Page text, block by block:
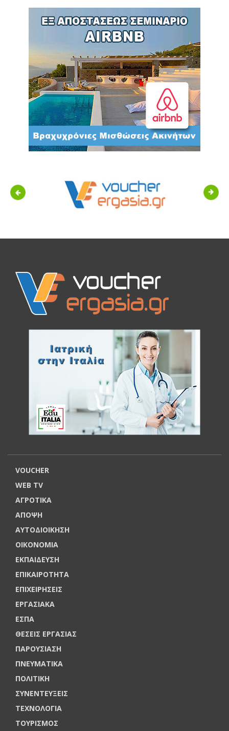
Previous Next
VOUCHER
WEB TV
ΑΓΡΟΤΙΚΑ
ΑΠΟΨΗ
ΑΥΤΟΔΙΟΙΚΗΣΗ
ΟΙΚΟΝΟΜΙΑ
ΕΚΠΑΙΔΕΥΣΗ
ΕΠΙΚΑΙΡΟΤΗΤΑ
ΕΠΙΧΕΙΡΗΣΕΙΣ
ΕΡΓΑΣΙΑΚΑ
ΕΣΠΑ
ΘΕΣΕΙΣ ΕΡΓΑΣΙΑΣ
ΠΑΡΟΥΣΙΑΣΗ
ΠΝΕΥΜΑΤΙΚΑ
ΠΟΛΙΤΙΚΗ
ΣΥΝΕΝΤΕΥΞΕΙΣ
ΤΕΧΝΟΛΟΓΙΑ
ΤΟΥΡΙΣΜΟΣ